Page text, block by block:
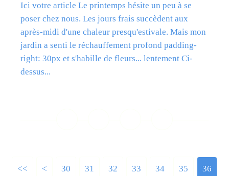
Ici votre article Le printemps hésite un peu à se
poser chez nous. Les jours frais succèdent aux
après-midi d'une chaleur presqu'estivale. Mais mon
jardin a senti le réchauffement profond padding-
right: 30px et s'habille de fleurs... lentement Ci-
dessus...
<< < 10
20
30 31 32 33 34 35 36